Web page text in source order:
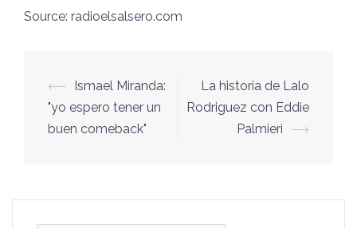
Source: radioelsalsero.com
Navegación
de
entradas
⟵
Ismael Miranda:
"yo espero tener un
buen comeback"
La historia de Lalo
Rodriguez con Eddie
Palmieri
⟶